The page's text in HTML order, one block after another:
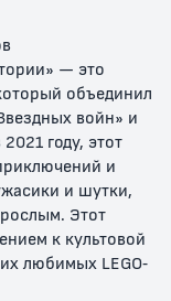
драконов
— это
объединил
войн» и
году, этот
и
и шутки,
Этот
к культовой
любимых LEGO-